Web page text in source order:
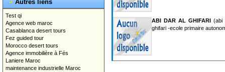
Autres liens
Test qi
Agence web maroc
Casablanca desert tours
Fez guided tour
Morocco desert tours
Agence immobilière à Fés
Laniere Maroc
maintenance industrielle Maroc
ABI DAR AL GHIFARI(abi
ghifari -ecole primaire